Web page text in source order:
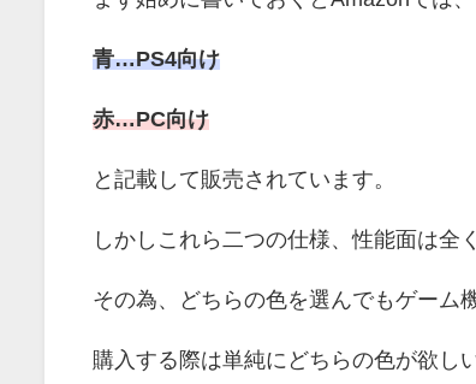
青…PS4向け
赤…PC向け
と記載して販売されています。
しかしこれら二つの仕様、性能面は全
その為、どちらの色を選んでもゲーム
購入する際は単純にどちらの色が欲し